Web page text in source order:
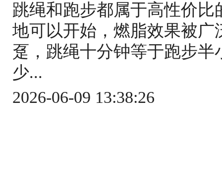
跳绳和跑步都属于高性价
地可以开始，燃脂效果被
趸，跳绳十分钟等于跑步
少...
2026-06-09 13:38:26